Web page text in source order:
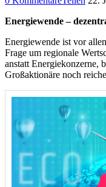
Energiewende –
Energiewende ist vor
Frage um regionale
anstatt Energiekonzerne,
Großaktionäre noch